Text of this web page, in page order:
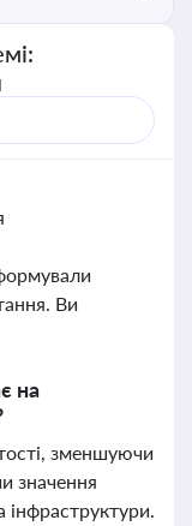
Ви
на
зменшуючи
значення